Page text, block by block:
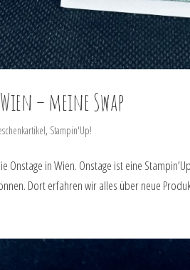
– meine Swap
, Stampin'Up!
Onstage in Wien. Onstage ist eine
Dort erfahren wir alles über neue